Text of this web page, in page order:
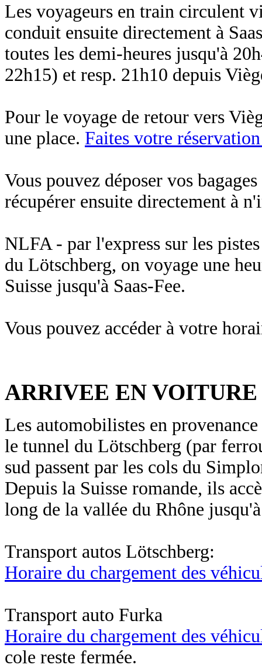
Les voyageurs en train circulent
conduit ensuite directement à
toutes les demi-heures jusqu'à
22h15) et resp. 21h10 depuis
Pour le voyage de retour vers
une place. Faites votre
Vous pouvez déposer vos
récupérer ensuite directement à
NLFA - par l'express sur les
du Lötschberg, on voyage une
Suisse jusqu'à Saas-Fee.
Vous pouvez accéder à votre
ARRIVEE EN VOITURE
Les automobilistes en
le tunnel du Lötschberg (par
sud passent par les cols du
Depuis la Suisse romande, ils
long de la vallée du Rhône
Transport autos Lötschberg:
Horaire du chargement des
Transport auto Furka
Horaire du chargement des
cole reste fermée.